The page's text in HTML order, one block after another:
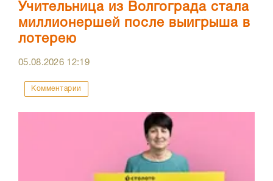
Учительница из Волгограда стала
миллионершей после выигрыша в
лотерею
05.08.2026 12:19
Комментарии